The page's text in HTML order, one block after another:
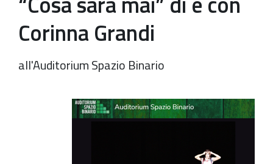
Corinna Grandi
all'Auditorium Spazio Binario
https://old.comune.zolapredosa.bo.it/events/cosa-